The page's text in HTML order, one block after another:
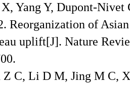
Yang Y, Dupont-Nivet
Reorganization of
uplift[J]. Nature
Z C, Li D M, Jing M C,